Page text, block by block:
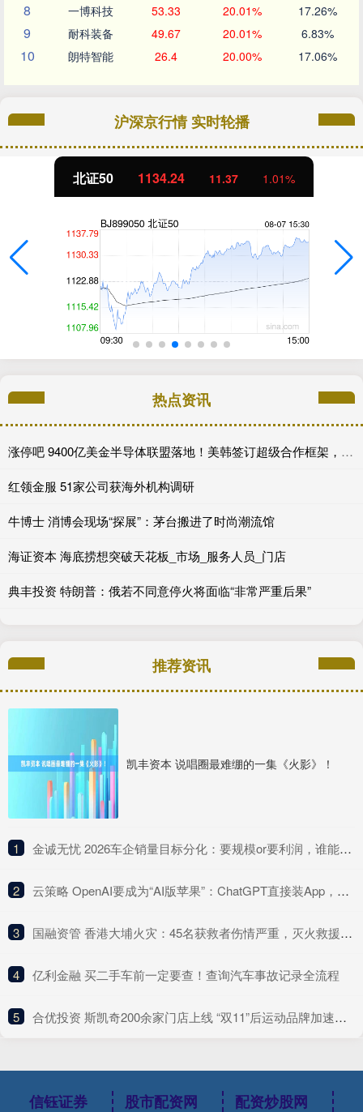
8 一博科技 53.33 20.01% 17.26%
9 耐科装备 49.67 20.01% 6.83%
10 朗特智能 26.4 20.00% 17.06%
沪深京行情 实时轮播
北证50 1134.24 11.37 1.01%
热点资讯
涨停吧 9400亿美金半导体联盟落地！美韩签订超级合作框架，全球AI产业链迎来格局重写
红领金服 51家公司获海外机构调研
牛博士 消博会现场“探展”：茅台搬进了时尚潮流馆
海证资本 海底捞想突破天花板_市场_服务人员_门店
典丰投资 特朗普：俄若不同意停火将面临“非常严重后果”
推荐资讯
凯丰资本 说唱圈最难绷的一集《火影》！
1 ​金诚无忧 2026车企销量目标分化：要规模or要利润，谁能跑赢淘汰赛？
2 ​云策略 OpenAI要成为“AI版苹果”：ChatGPT直接装App，变身“操作系统”，Agent Kit几分钟开发复杂应用，多款AI硬件正在研发
3 ​国融资管 香港大埔火灾：45名获救者伤情严重，灭火救援行动预计持续至27日黄昏
4 ​亿利金融 买二手车前一定要查！查询汽车事故记录全流程
5 ​合优投资 斯凯奇200余家门店上线 “双11”后运动品牌加速入驻美团闪购
信钰证券 股市配资网 配资炒股网